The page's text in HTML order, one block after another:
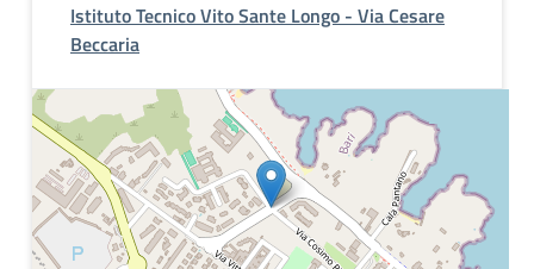
Istituto Tecnico Vito Sante Longo - Via Cesare
Beccaria